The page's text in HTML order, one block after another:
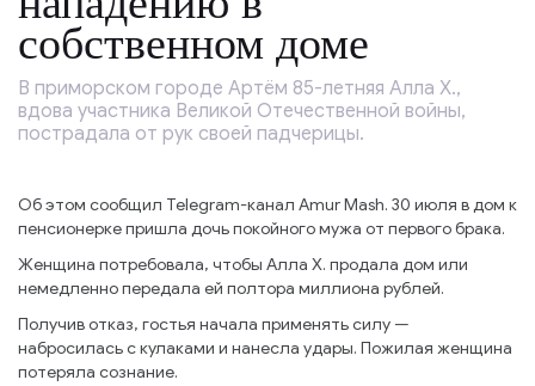
собственном доме
В приморском городе Артём 85-летняя Алла Х.,
вдова участника Великой Отечественной войны,
пострадала от рук своей падчерицы.
Об этом сообщил Telegram-канал Amur Mash. 30 июля в дом к
пенсионерке пришла дочь покойного мужа от первого брака.
Женщина потребовала, чтобы Алла Х. продала дом или
немедленно передала ей полтора миллиона рублей.
Получив отказ, гостья начала применять силу —
набросилась с кулаками и нанесла удары. Пожилая женщина
потеряла сознание.